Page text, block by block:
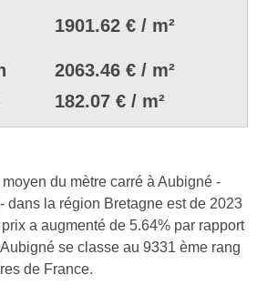
1901.62 € / m²
2063.46 € / m²
182.07 € / m²
du mètre carré à Aubigné -
dans la région Bretagne est de 2023
a augmenté de 5.64% par rapport
se classe au 9331 ème rang
de France.